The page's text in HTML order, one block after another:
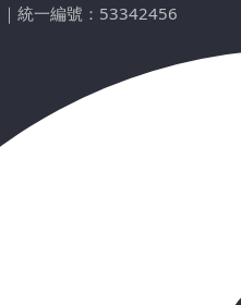
｜ 統一編號：53342456